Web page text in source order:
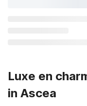
Luxe en
in Ascea